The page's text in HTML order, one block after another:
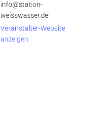
info@station-
weisswasser.de
Veranstalter-Website
anzeigen